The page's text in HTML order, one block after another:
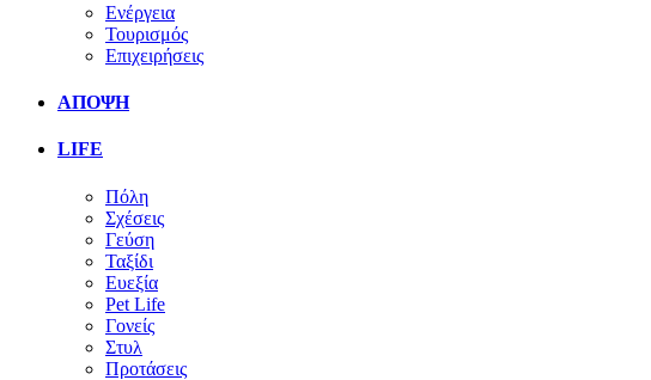
Ενέργεια
Τουρισμός
Επιχειρήσεις
ΑΠΟΨΗ
LIFE
Πόλη
Σχέσεις
Γεύση
Ταξίδι
Ευεξία
Pet Life
Γονείς
Στυλ
Προτάσεις